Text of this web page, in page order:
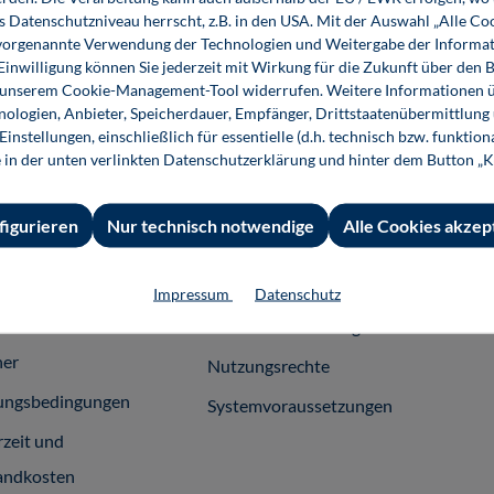
Buch E-Book (PDF)
Informationen
und
Shop-Service
Ansprechpartner
Support
InfoClick
Nutzungsrechte
Systemvoraussetzungen
Für
Datenschutzniveau herrscht, z.B. in den USA. Mit der Auswahl „Alle
Verwendung der Technologien und Weitergabe der
können Sie jederzeit mit Wirkung für die Zukunft über den
unserem Cookie-Management-Tool widerrufen. Weitere Informationen
Anbieter, Speicherdauer, Empfänger,
einschließlich für essentielle (d.h. technisch bzw.
in der unten verlinkten Datenschutzerklärung und hinter dem Button
Nur technisch notwendige Alle Cookies
Impressum Datenschutz